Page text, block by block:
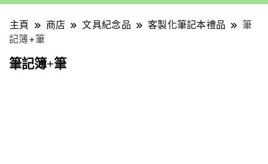
主頁 商店 文具紀念品 客製化筆記本禮品
筆
記簿+筆
筆記簿+筆